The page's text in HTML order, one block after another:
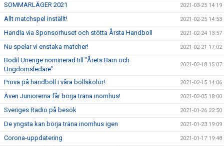
SOMMARLÄGER 2021 2021-03-25 14:19
Allt matchspel inställt! 2021-02-25 14:53
Handla via Sponsorhuset och stötta Årsta Handboll 2021-02-24 13:57
Nu spelar vi enstaka matcher! 2021-02-21 17:02
Bodil Unenge nominerad till "Årets Barn och
Ungdomsledare"
2021-02-18 15:07
Prova på handboll i våra bollskolor! 2021-02-15 14:06
Även Juniorerna får börja träna inomhus! 2021-02-05 18:00
Sveriges Radio på besök 2021-01-26 22:50
De yngsta kan börja träna inomhus igen 2021-01-23 19:09
Corona-uppdatering 2021-01-17 19:48